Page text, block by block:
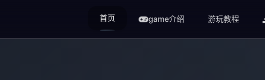
首页 game介绍 游玩教程